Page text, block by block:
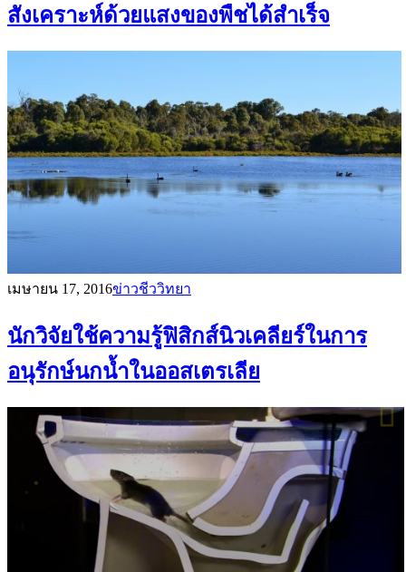
สังเคราะห์ด้วยแสงของพืชได้สำเร็จ
เมษายน 17, 2016ข่าวชีววิทยา
นักวิจัยใช้ความรู้ฟิสิกส์นิวเคลียร์ในการ
อนุรักษ์นกน้ำในออสเตรเลีย